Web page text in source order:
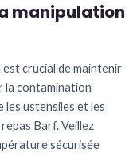
manipulation
est crucial de maintenir
la contamination
les ustensiles et les
Barf. Veillez
sécurisée